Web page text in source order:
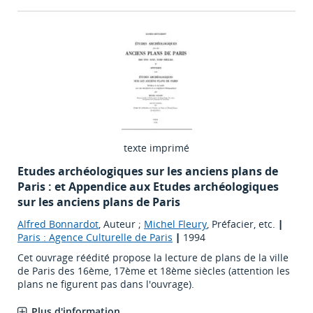
texte imprimé
Etudes archéologiques sur les anciens plans de
Paris : et Appendice aux Etudes archéologiques
sur les anciens plans de Paris
Alfred Bonnardot, Auteur ; Michel Fleury, Préfacier, etc. |
Paris : Agence Culturelle de Paris | 1994
Cet ouvrage réédité propose la lecture de plans de la ville
de Paris des 16ème, 17ème et 18ème siècles (attention les
plans ne figurent pas dans l'ouvrage).